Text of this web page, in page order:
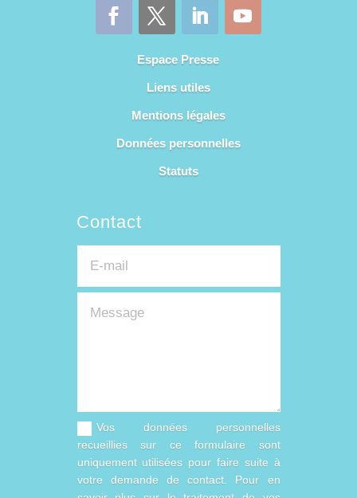
Espace Presse
Liens utiles
Mentions légales
Données personnelles
Statuts
Contact
Vos données personnelles
recueillies sur ce formulaire sont
uniquement utilisées pour faire suite à
votre demande de contact. Pour en